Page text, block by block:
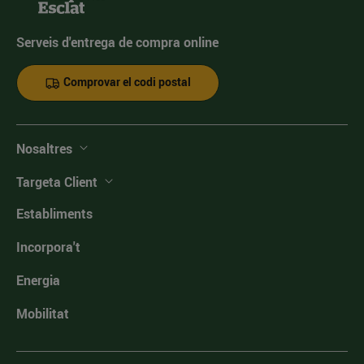
Serveis d'entrega de compra online
Comprovar el codi postal
Nosaltres
Targeta Client
Establiments
Incorpora't
Energia
Mobilitat